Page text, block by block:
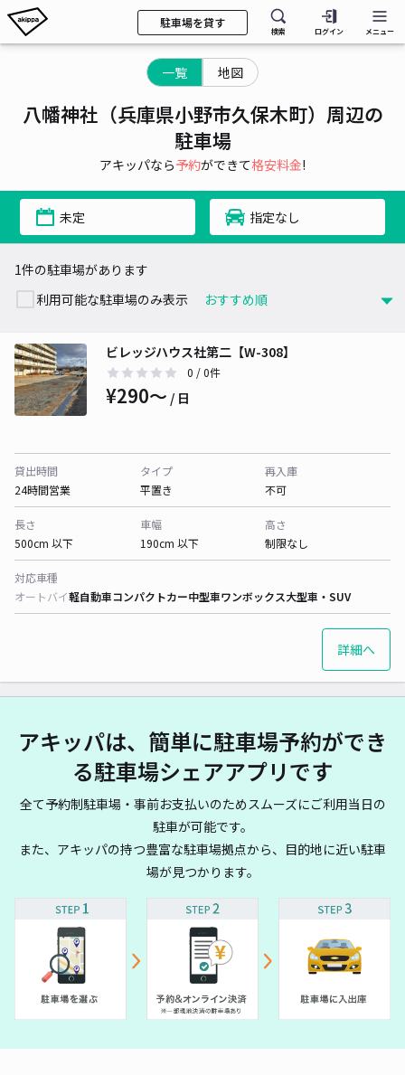
駐車場を貸す
検索 ログイン メニュー
一覧 地図
八幡神社（兵庫県小野市久保木町）周辺の
駐車場
アキッパなら予約ができて格安料金!
未定 指定なし
1件の駐車場があります
利用可能な駐車場のみ表示
ビレッジハウス社第二【W-308】
0 / 0件
¥290〜 / 日
貸出時間
24時間営業
タイプ
平置き
再入庫
不可
長さ
500cm 以下
車幅
190cm 以下
高さ
制限なし
対応車種
オートバイ軽自動車コンパクトカー中型車ワンボックス大型車・SUV
詳細へ
アキッパは、簡単に駐車場予約ができ
る駐車場シェアアプリです
全て予約制駐車場・事前お支払いのためスムーズにご利用当日の
駐車が可能です。
また、アキッパの持つ豊富な駐車場拠点から、目的地に近い駐車
場が見つかります。